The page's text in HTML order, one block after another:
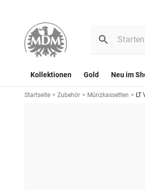
Kollektionen Gold Neu im
Startseite > Zubehör > Münzkassetten > LT